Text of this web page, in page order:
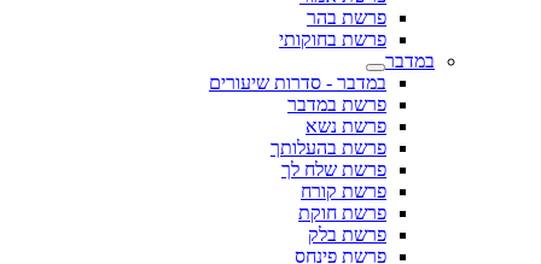
פרשת בהר
פרשת בחוקותי
במדבר
במדבר - סדרות שיעורים
פרשת במדבר
פרשת נשא
פרשת בהעלותך
פרשת שלח לך
פרשת קורח
פרשת חוקת
פרשת בלק
פרשת פינחס